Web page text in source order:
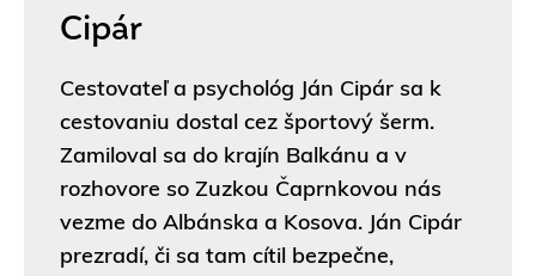
Cipár
Cestovateľ a psychológ Ján Cipár sa k
cestovaniu dostal cez športový šerm.
Zamiloval sa do krajín Balkánu a v
rozhovore so Zuzkou Čaprnkovou nás
vezme do Albánska a Kosova. Ján Cipár
prezradí, či sa tam cítil bezpečne,